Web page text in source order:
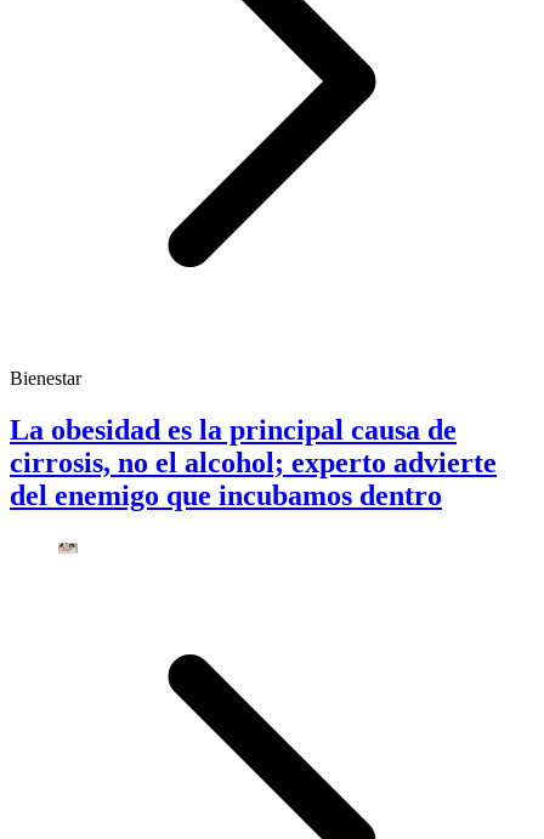
Bienestar
La obesidad es la principal causa de
cirrosis, no el alcohol; experto advierte
del enemigo que incubamos dentro